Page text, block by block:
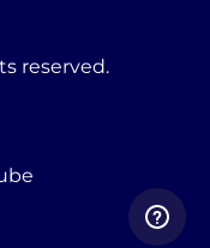
reserved.